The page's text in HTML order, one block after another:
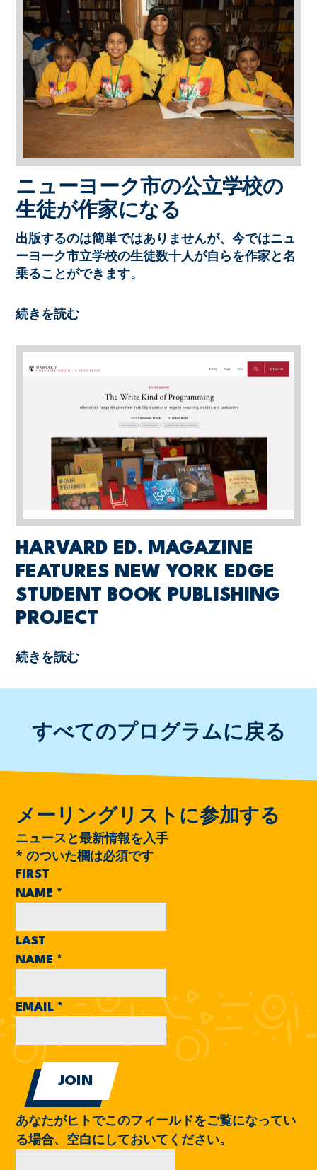
ニューヨーク市の公立学校の
生徒が作家になる
出版するのは簡単ではありませんが、今ではニュ
ーヨーク市立学校の生徒数十人が自らを作家と名
乗ることができます。
続きを読む
HARVARD ED. MAGAZINE
FEATURES NEW YORK EDGE
STUDENT BOOK PUBLISHING
PROJECT
続きを読む
すべてのプログラムに戻る
メーリングリストに参加する
ニュースと最新情報を入手
* のついた欄は必須です
FIRST
NAME *
LAST
NAME *
EMAIL *
あなたがヒトでこのフィールドをご覧になってい
る場合、空白にしておいてください。